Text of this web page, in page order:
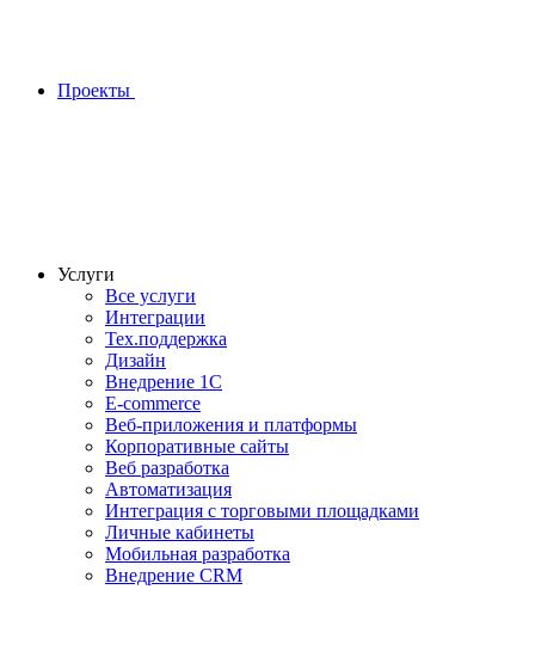
Проекты
Услуги
Все услуги
Интеграции
Тех.поддержка
Дизайн
Внедрение 1С
E-commerce
Веб-приложения и платформы
Корпоративные сайты
Веб разработка
Автоматизация
Интеграция с торговыми площадками
Личные кабинеты
Мобильная разработка
Внедрение CRM